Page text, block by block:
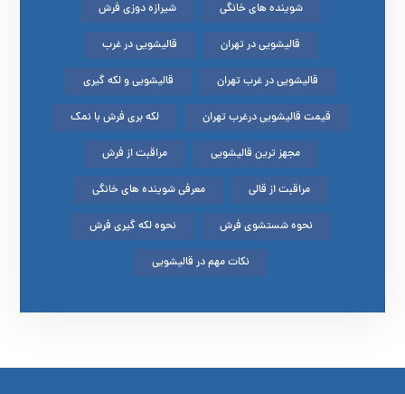
شوینده های خانگی شیرازه دوزی فرش
قالیشویی در تهران قالیشویی در غرب
قالیشویی در غرب تهران قالیشویی و لکه گیری
قیمت قالیشویی درغرب تهران لکه بری فرش با نمک
مجهز ترین قالیشویی مراقبت از فرش
مراقبت از قالی معرفی شوینده های خانگی
نحوه شستشوی فرش نحوه لکه گیری فرش
نکات مهم در قالیشویی